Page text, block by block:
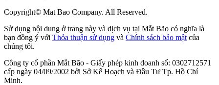
Copyright© Mat Bao Company. All Reserved.
Sử dụng nội dung ở trang này và dịch vụ tại Mắt Bão có nghĩa là
bạn đồng ý với Thỏa thuận sử dụng và Chính sách bảo mật của
chúng tôi.
Công ty cổ phần Mắt Bão - Giấy phép kinh doanh số: 0302712571
cấp ngày 04/09/2002 bởi Sở Kế Hoạch và Đầu Tư Tp. Hồ Chí
Minh.